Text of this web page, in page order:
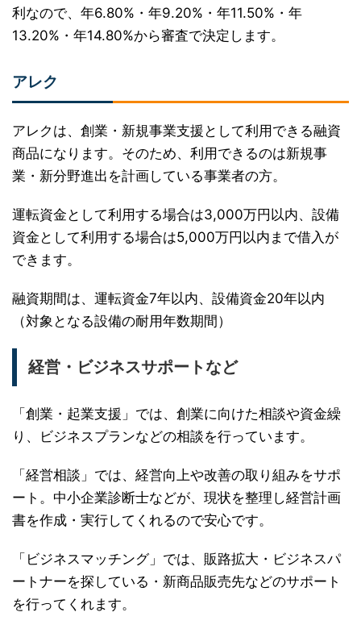
利なので、年6.80%・年9.20%・年11.50%・年
13.20%・年14.80%から審査で決定します。
アレク
アレクは、創業・新規事業支援として利用できる融資
商品になります。そのため、利用できるのは新規事
業・新分野進出を計画している事業者の方。
運転資金として利用する場合は3,000万円以内、設備
資金として利用する場合は5,000万円以内まで借入が
できます。
融資期間は、運転資金7年以内、設備資金20年以内
（対象となる設備の耐用年数期間）
経営・ビジネスサポートなど
「創業・起業支援」では、創業に向けた相談や資金繰
り、ビジネスプランなどの相談を行っています。
「経営相談」では、経営向上や改善の取り組みをサポ
ート。中小企業診断士などが、現状を整理し経営計画
書を作成・実行してくれるので安心です。
「ビジネスマッチング」では、販路拡大・ビジネスパ
ートナーを探している・新商品販売先などのサポート
を行ってくれます。